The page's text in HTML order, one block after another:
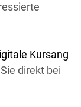
Kursang
direkt bei